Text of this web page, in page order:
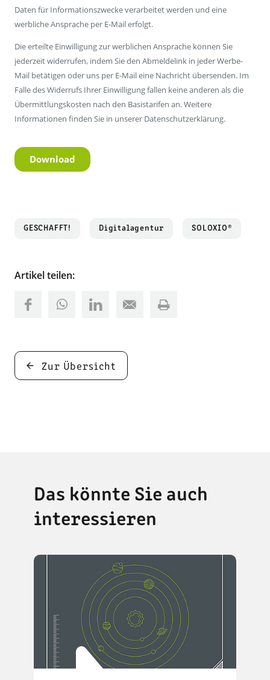
GESCHAFFT! Digitalagentur SOLOXIO®
Artikel teilen:
Zur Übersicht
Das könnte Sie auch
interessieren